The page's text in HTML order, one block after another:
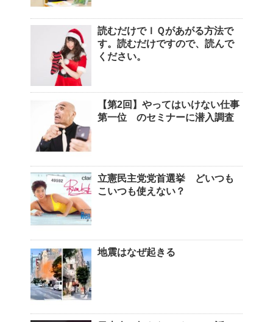
読むだけでＩＱがあがる方法で
す。読むだけですので、読んで
ください。
【第2回】やってはいけない仕事
第一位 のセミナーに潜入調査
立憲民主党党首選挙 どいつも
こいつも使えない？
地震はなぜ起きる